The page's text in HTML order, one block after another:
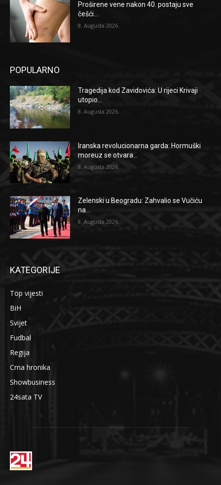
Proširene vene nakon 40. postaju sve
češći...
8. Augusta 2026.
POPULARNO
Tragedija kod Zavidovića: U rijeci Krivaji
utopio...
8. Augusta 2026.
Iranska revolucionarna garda: Hormuški
moreuz se otvara...
8. Augusta 2026.
Zelenski u Beogradu: Zahvalio se Vučiću
na...
8. Augusta 2026.
KATEGORIJE
Top vijesti
BiH
Svijet
Fudbal
Regija
Crna hronika
Showbusiness
24sata TV